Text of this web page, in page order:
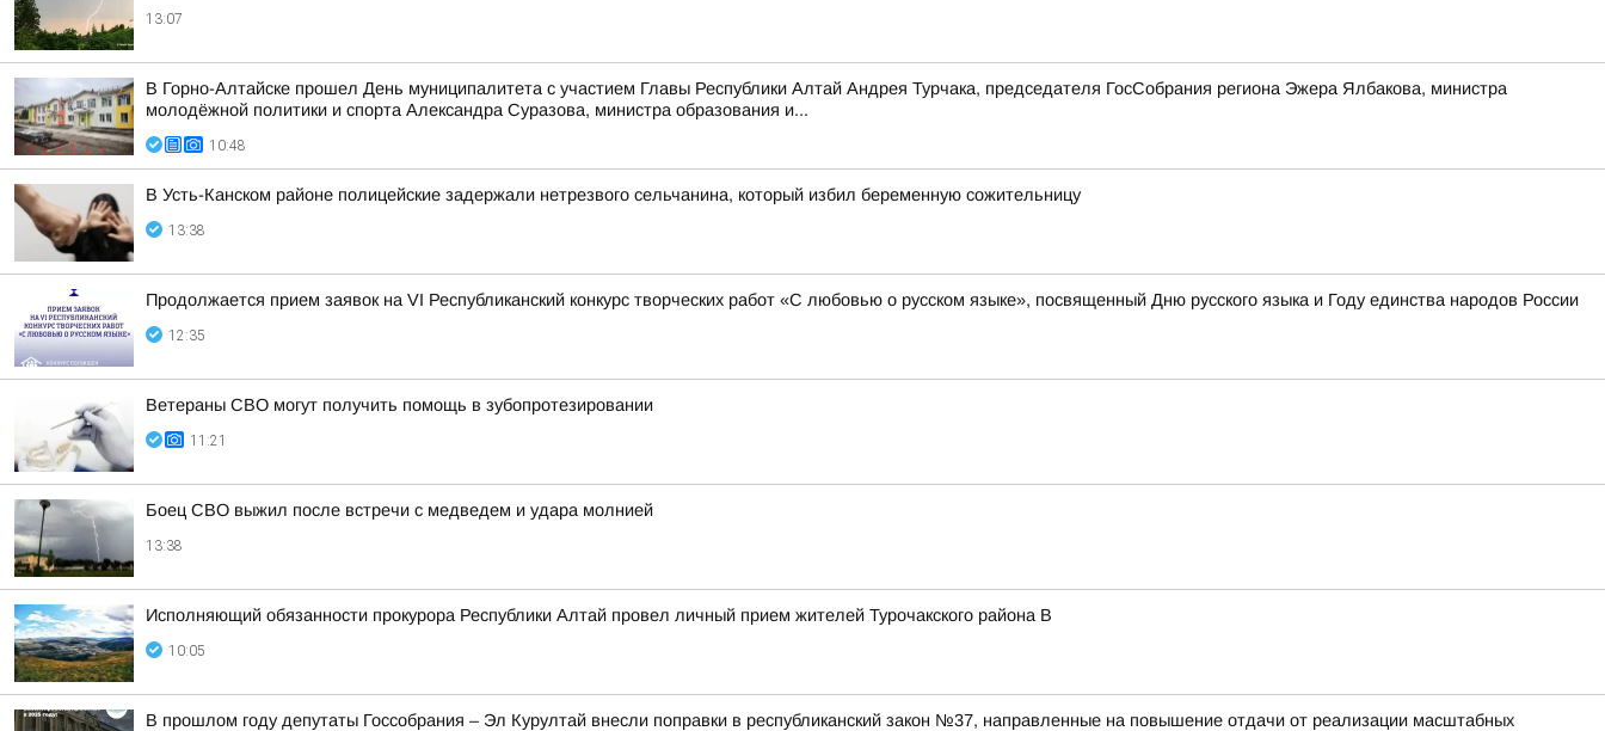
13:07
В Горно-Алтайске прошел День муниципалитета с участием Главы Республики Алтай Андрея Турчака, председателя ГосСобрания региона Эжера Ялбакова, министра
молодёжной политики и спорта Александра Суразова, министра образования и...
10:48
В Усть-Канском районе полицейские задержали нетрезвого сельчанина, который избил беременную сожительницу
13:38
Продолжается прием заявок на VI Республиканский конкурс творческих работ «С любовью о русском языке», посвященный Дню русского языка и Году единства народов России
12:35
Ветераны СВО могут получить помощь в зубопротезировании
11:21
Боец СВО выжил после встречи с медведем и удара молнией
13:38
Исполняющий обязанности прокурора Республики Алтай провел личный прием жителей Турочакского района В
10:05
В прошлом году депутаты Госсобрания – Эл Курултай внесли поправки в республиканский закон №37, направленные на повышение отдачи от реализации масштабных